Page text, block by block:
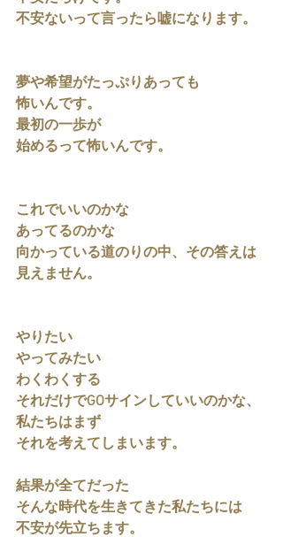
不安ないって言ったら嘘になります。
夢や希望がたっぷりあっても
怖いんです。
最初の一歩が
始めるって怖いんです。
これでいいのかな
あってるのかな
向かっている道のりの中、その答えは
見えません。
やりたい
やってみたい
わくわくする
それだけでGOサインしていいのかな、
私たちはまず
それを考えてしまいます。
結果が全てだった
そんな時代を生きてきた私たちには
不安が先立ちます。